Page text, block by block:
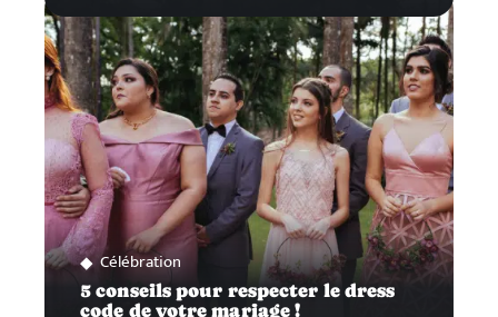
Célébration
5 conseils pour respecter le dress
code de votre mariage !